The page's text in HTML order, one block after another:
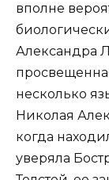
вполне
Александра
несколько
Николая
когда
уверяла